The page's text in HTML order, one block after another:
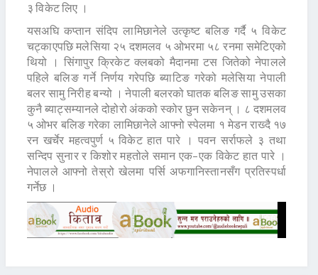
३ विकेट लिए ।
यसअघि कप्तान संदिप लामिछानेले उत्कृष्ट बलिङ गर्दै ५ विकेट
चट्काएपछि मलेसिया २५ दशमलव ५ ओभरमा ५८ रनमा समेटिएको
थियो । सिंगापुर क्रिकेट क्लबको मैदानमा टस जितेको नेपालले
पहिले बलिङ गर्ने निर्णय गरेपछि ब्याटिङ गरेको मलेसिया नेपाली
बलर सामु निरीह बन्यो । नेपाली बलरको घातक बलिङ सामु उसका
कुनै ब्याट्सम्यानले दोहोरो अंकको स्कोर छुन सकेनन् । ८ दशमलव
५ ओभर बलिङ गरेका लामिछानेले आफ्नो स्पेलमा १ मेडन राख्दै १७
रन खर्चेर महत्वपुर्ण ५ विकेट हात पारे । पवन सर्राफले ३ तथा
सन्दिप सुनार र किशोर महतोले समान एक–एक विकेट हात पारे ।
नेपालले आफ्नो तेस्रो खेलमा पर्सि अफगानिस्तानसँग प्रतिस्पर्धा
गर्नेछ ।